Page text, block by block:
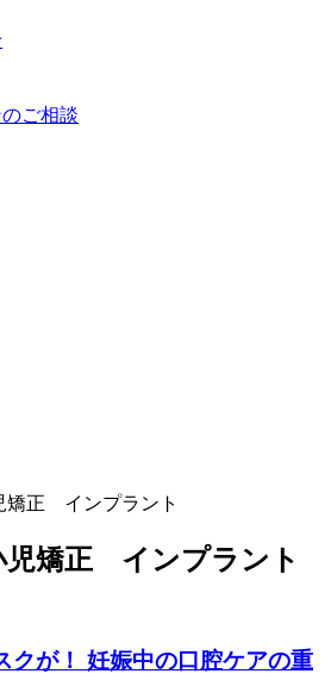
ご相談
正 インプラント
矯正 インプラント
クが！ 妊娠中の口腔ケアの重